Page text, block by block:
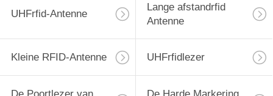
UHFrfid-Antenne
Lange afstandrfid
Antenne
Kleine RFID-Antenne UHFrfidlezer